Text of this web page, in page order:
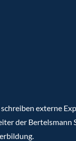
externe
der Bertelsmann